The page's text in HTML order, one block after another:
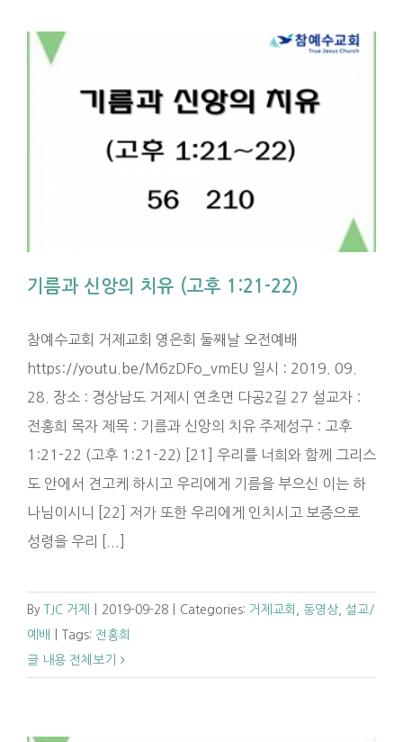
기름과 신앙의 치유 (고후 1:21-22)
참예수교회 거제교회 영은회 둘째날 오전예배
https://youtu.be/M6zDFo_vmEU 일시 : 2019. 09.
28. 장소 : 경상남도 거제시 연초면 다공2길 27 설교자 :
전홍희 목자 제목 : 기름과 신앙의 치유 주제성구 : 고후
1:21-22 (고후 1:21-22) [21] 우리를 너희와 함께 그리스
도 안에서 견고케 하시고 우리에게 기름을 부으신 이는 하
나님이시니 [22] 저가 또한 우리에게 인치시고 보증으로
성령을 우리 [...]
By TJC 거제 2019-09-28 Categories: 거제교회 동영상
설교/
예배
Tags: 전홍희
글 내용 전체보기